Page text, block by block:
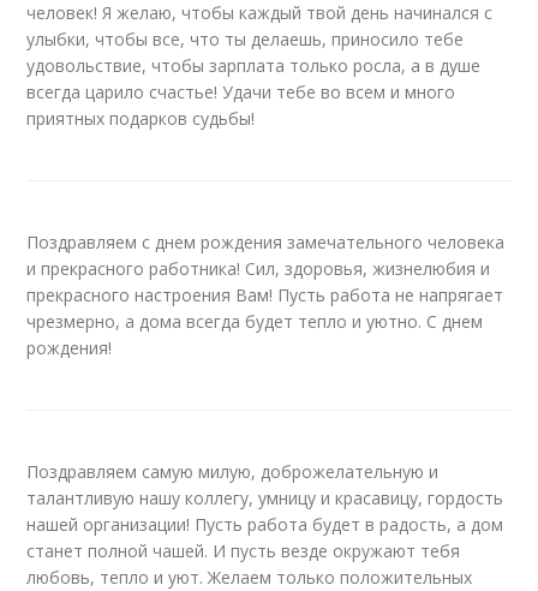
человек! Я желаю, чтобы каждый твой день начинался с
улыбки, чтобы все, что ты делаешь, приносило тебе
удовольствие, чтобы зарплата только росла, а в душе
всегда царило счастье! Удачи тебе во всем и много
приятных подарков судьбы!
Поздравляем с днем рождения замечательного человека
и прекрасного работника! Сил, здоровья, жизнелюбия и
прекрасного настроения Вам! Пусть работа не напрягает
чрезмерно, а дома всегда будет тепло и уютно. С днем
рождения!
Поздравляем самую милую, доброжелательную и
талантливую нашу коллегу, умницу и красавицу, гордость
нашей организации! Пусть работа будет в радость, а дом
станет полной чашей. И пусть везде окружают тебя
любовь, тепло и уют. Желаем только положительных